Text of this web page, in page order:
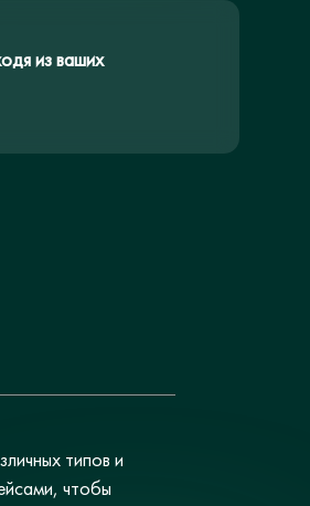
из ваших
типов и
чтобы